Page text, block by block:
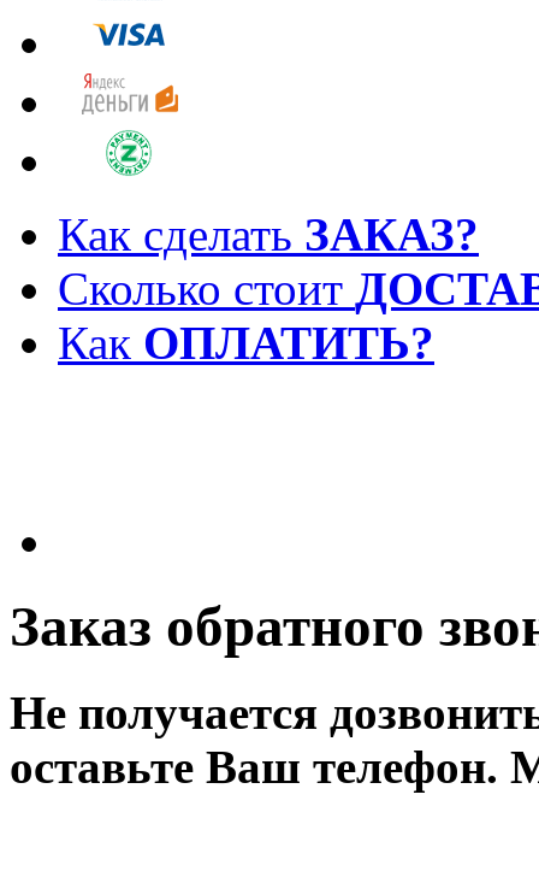
Как сделать ЗАКАЗ?
Сколько стоит
Как ОПЛАТИТЬ?
Заказ обратного
Не получается
оставьте Ваш